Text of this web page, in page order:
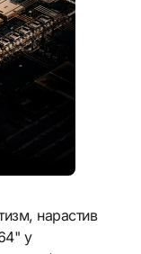
нарастив
у